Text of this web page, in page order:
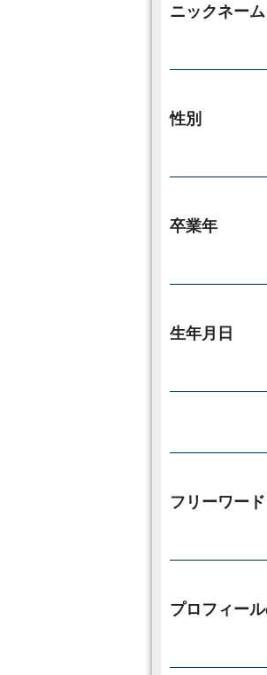
ニックネーム
性別
卒業年
生年月日
フリーワード
プロフィー